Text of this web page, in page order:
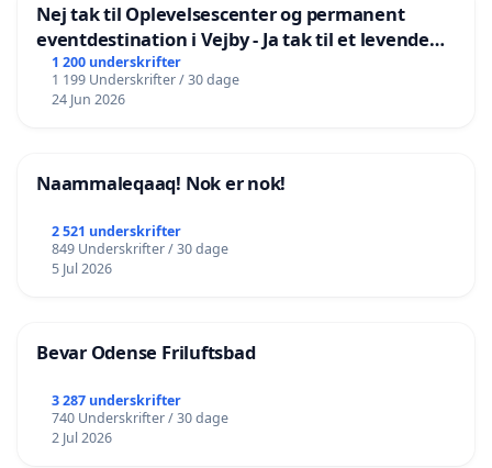
Nej tak til Oplevelsescenter og permanent
eventdestination i Vejby - Ja tak til et levende
lokalområde i balance
1 200 underskrifter
1 199 Underskrifter / 30 dage
24 Jun 2026
Naammaleqaaq! Nok er nok!
2 521 underskrifter
849 Underskrifter / 30 dage
5 Jul 2026
Bevar Odense Friluftsbad
3 287 underskrifter
740 Underskrifter / 30 dage
2 Jul 2026